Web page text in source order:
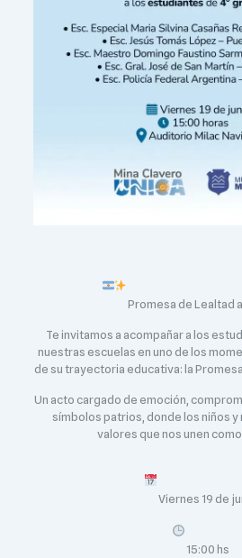
Promesa de Lealtad
Te invitamos a acompañar a los
nuestras escuelas en uno de los
de su trayectoria educativa: la
Un acto cargado de emoción,
símbolos patrios, donde los niños y
valores que nos unen
Viernes 19 de
15:00 hs